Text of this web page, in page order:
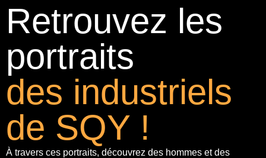
Retrouvez les
portraits
des industriels
de SQY !
À travers ces portraits, découvrez des hommes et des